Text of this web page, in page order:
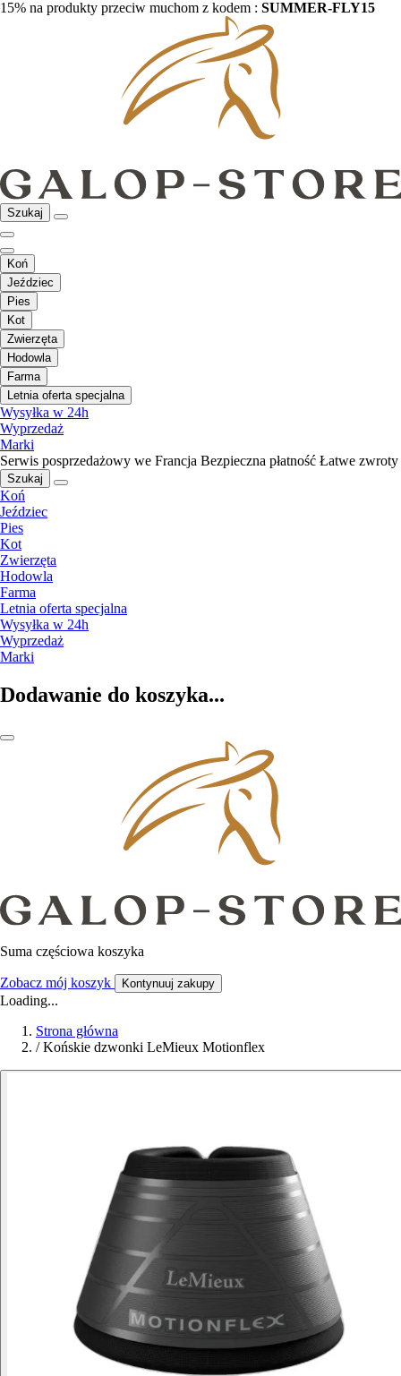
15% na produkty przeciw muchom z kodem : SUMMER-FLY15
Szukaj
Koń
Jeździec
Pies
Kot
Zwierzęta
Hodowla
Farma
Letnia oferta specjalna
Wysyłka w 24h
Wyprzedaż
Marki
Serwis posprzedażowy we Francja Bezpieczna płatność Łatwe zwroty
Szukaj
Koń
Jeździec
Pies
Kot
Zwierzęta
Hodowla
Farma
Letnia oferta specjalna
Wysyłka w 24h
Wyprzedaż
Marki
Dodawanie do koszyka...
Suma częściowa koszyka
Zobacz mój koszyk Kontynuuj zakupy
Loading...
Strona główna
/ Końskie dzwonki LeMieux Motionflex